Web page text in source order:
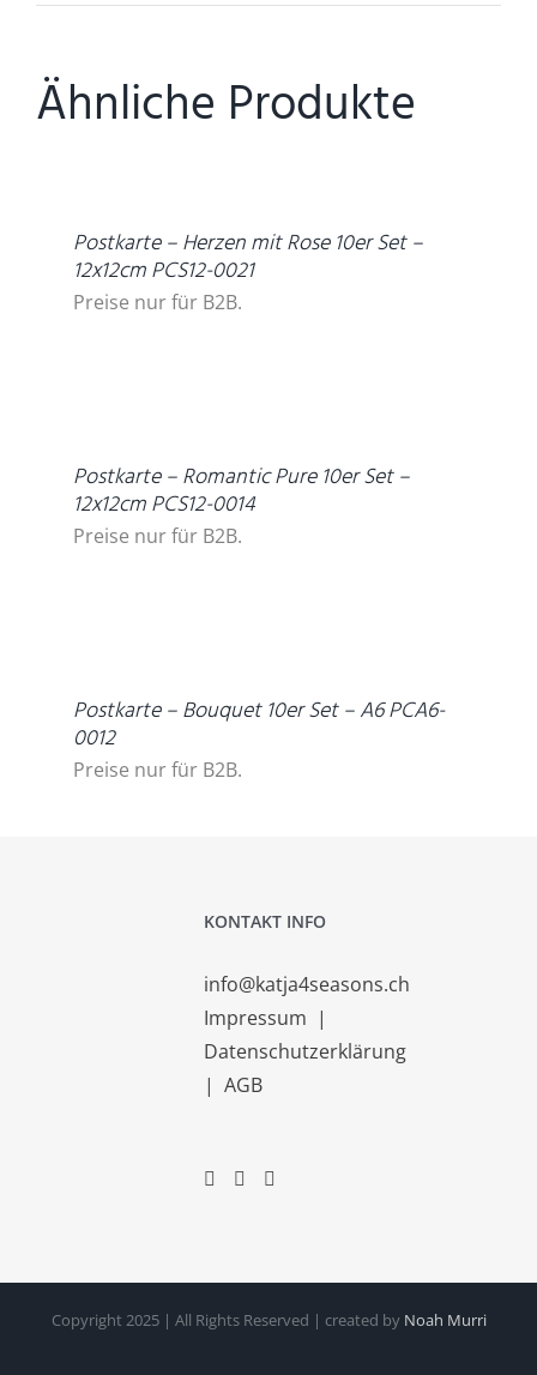
Ähnliche Produkte
Postkarte – Herzen mit Rose 10er Set –
12x12cm PCS12-0021
Preise nur für B2B.
Postkarte – Romantic Pure 10er Set –
12x12cm PCS12-0014
Preise nur für B2B.
Postkarte – Bouquet 10er Set – A6 PCA6-
0012
Preise nur für B2B.
KONTAKT INFO
info@katja4seasons.ch
Impressum |
Datenschutzerklärung
| AGB
Copyright 2025 | All Rights Reserved | created by Noah Murri